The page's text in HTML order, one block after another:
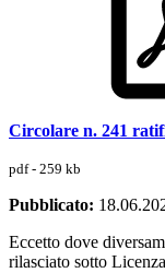
Circolare n. 241
pdf - 259 kb
Pubblicato:
Eccetto dove
rilasciato sotto